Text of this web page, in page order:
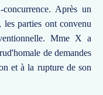
Après un
les parties ont convenu
Mme X a
de demandes
et à la rupture de son